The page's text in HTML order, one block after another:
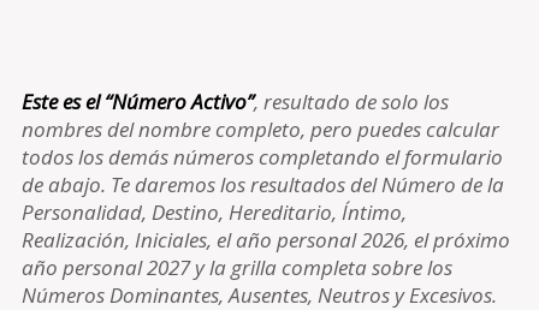
Este es el “Número Activo”, resultado de solo los
nombres del nombre completo, pero puedes calcular
todos los demás números completando el formulario
de abajo. Te daremos los resultados del Número de la
Personalidad, Destino, Hereditario, Íntimo,
Realización, Iniciales, el año personal 2026, el próximo
año personal 2027 y la grilla completa sobre los
Números Dominantes, Ausentes, Neutros y Excesivos.